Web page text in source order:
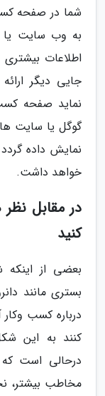
شما در صفحه
به وب سایت یا
اطلاعات بیشتری
جایی دیگر
نماید صفحه
گوگل یا سایت
نمایش داده
خواهد داشت.
در مقابل
کنید
بعضی از اینکه
بستری مانند
درباره کسب
کنند به این
درحالی است
مخاطب بیشتر،